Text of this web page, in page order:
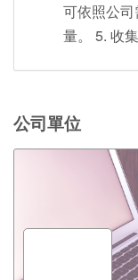
可依照公
量。 5. 收
公司單位